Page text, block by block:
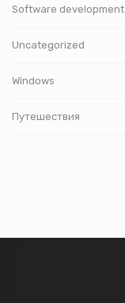
Software development
Uncategorized
Windows
Путешествия